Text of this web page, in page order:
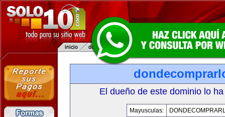
El dueño de este dominio lo
Mayusculas: